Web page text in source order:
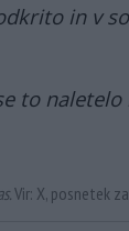
in v
to naletelo
Vir: X, posnetek